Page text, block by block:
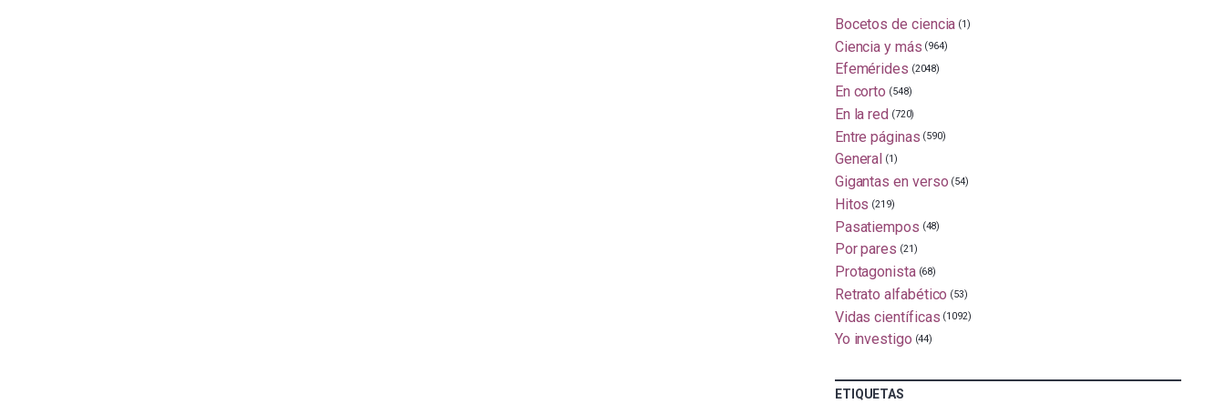
Bocetos de ciencia (1)
Ciencia y más (964)
Efemérides (2048)
En corto (548)
En la red (720)
Entre páginas (590)
General (1)
Gigantas en verso (54)
Hitos (219)
Pasatiempos (48)
Por pares (21)
Protagonista (68)
Retrato alfabético (53)
Vidas científicas (1092)
Yo investigo (44)
ETIQUETAS